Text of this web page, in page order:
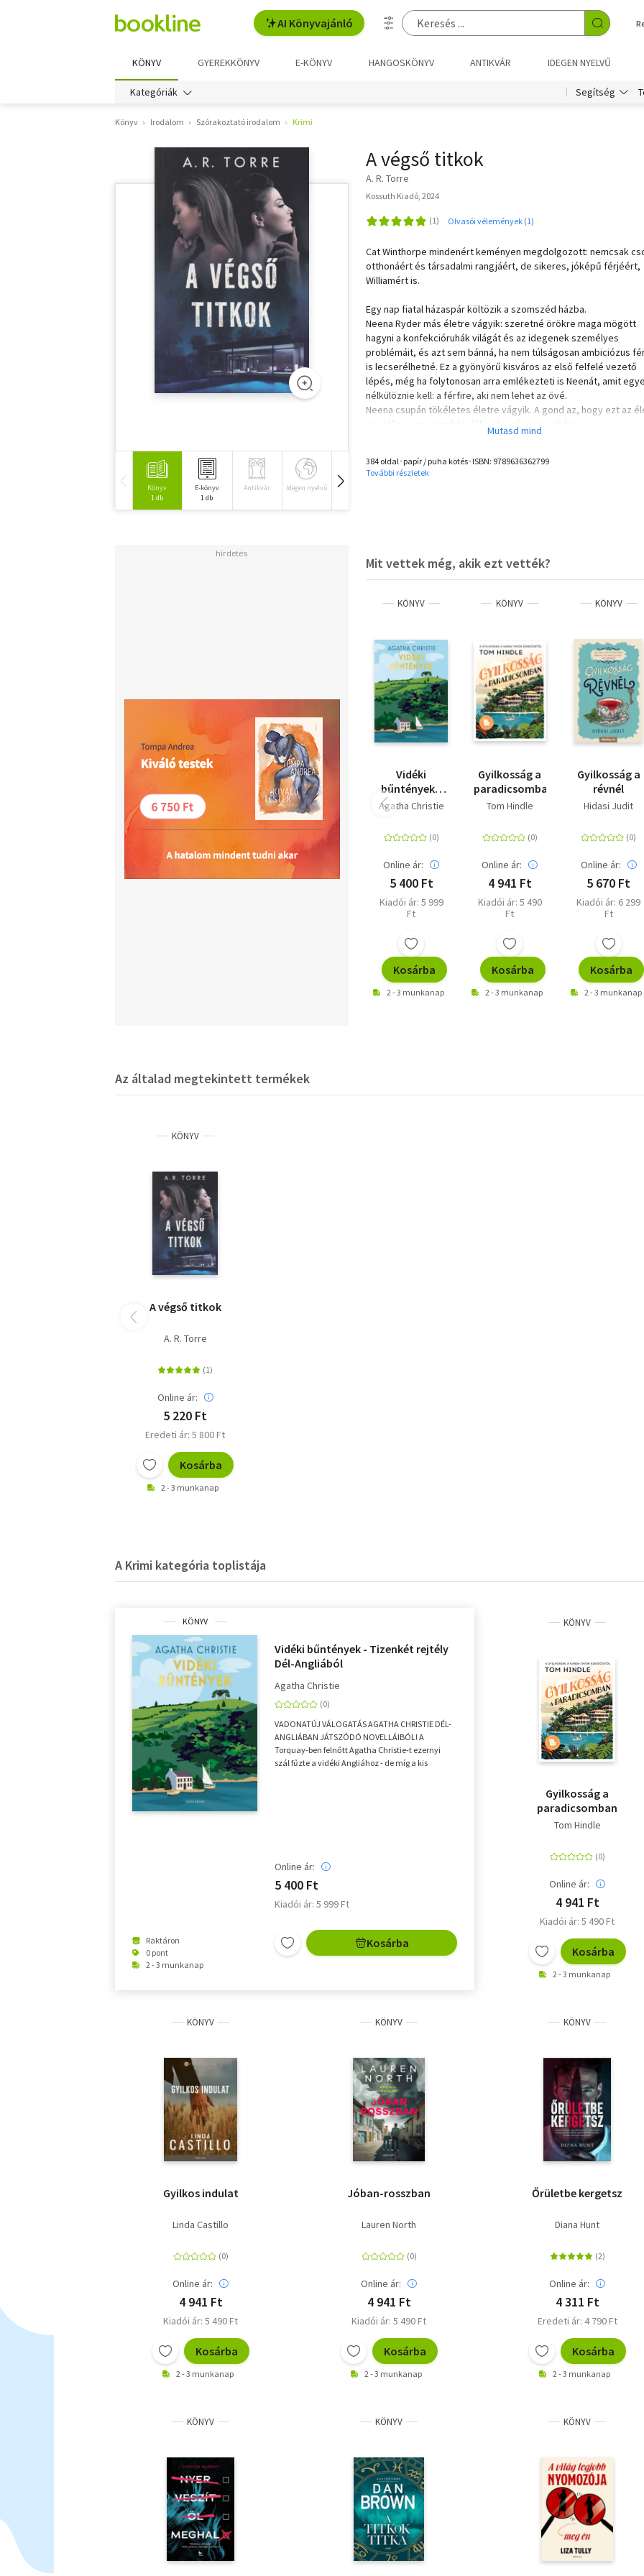
AI Könyvajánló
KÖNYV GYEREKKÖNYV E-KÖNYV HANGOSKÖNYV ANTIKVÁR IDEGEN NYELVŰ
Kategóriák Segítség
Könyv Irodalom Szórakoztató irodalom Krimi
Könyv
1 db
E-könyv
1 db
Antikvár Idegen nyelvű Hangoskönyv
A végső titkok
A. R. Torre
Kossuth Kiadó, 2024
Olvasói vélemények (1)
Cat Winthorpe mindenért keményen megdolgozott: nemcsak
otthonáért és társadalmi rangjáért, de sikeres, jóképű férjéért,
Williamért is.
Egy nap fiatal házaspár költözik a szomszéd házba.
Neena Ryder más életre vágyik: szeretné örökre maga mögött
hagyni a konfekcióruhák világát és az idegenek személyes
problémáit, és azt sem bánná, ha nem túlságosan ambiciózus
is lecserélhetné. Ez a gyönyörű kisváros az első felfelé vezető
lépés, még ha folytonosan arra emlékezteti is Neenát, amit
nélkülöznie kell: a férfire, aki nem lehet az övé.
Neena csupán tökéletes életre vágyik. A gond az, hogy ezt az
egyelőre a szomszédai élik – de már nem sokáig…
Olvasd el mások véleményét is!
384 oldal･papír / puha kötés･ISBN: 9789636362799
További részletek
Mit vettek még, akik ezt vették?
KÖNYV
Vidéki
bűntények -
Tizenkét
Angliából
Agatha Christie
Online ár:
5 400 Ft
Kiadói ár: 5 999
Ft
Kosárba
2 - 3 munkanap
KÖNYV
Gyilkosság a
paradicsomban
Tom Hindle
Online ár:
4 941 Ft
Kiadói ár: 5 490
Ft
Kosárba
2 - 3 munkanap
KÖNYV
Gyilkosság a
révnél
Hidasi Judit
Online ár:
5 670 Ft
Kiadói ár: 6 299
Ft
Kosárba
2 - 3 munkanap
Az általad megtekintett termékek
KÖNYV
A végső titkok
A. R. Torre
Online ár:
5 220 Ft
Eredeti ár: 5 800 Ft
Kosárba
2 - 3 munkanap
A Krimi kategória toplistája
KÖNYV
Raktáron
0 pont
2 - 3 munkanap
Vidéki bűntények - Tizenkét rejtély
Dél-Angliából
Agatha Christie
VADONATÚJ VÁLOGATÁS AGATHA CHRISTIE DÉL-
ANGLIÁBAN JÁTSZÓDÓ NOVELLÁIBÓL! A
Torquay-ben felnőtt Agatha Christie-t ezernyi
szál fűzte a vidéki Angliához - de míg a kis
Online ár:
5 400 Ft
Kiadói ár: 5 999 Ft
Kosárba
KÖNYV
Gyilkosság a
paradicsomban
Tom Hindle
Online ár:
4 941 Ft
Kiadói ár: 5 490 Ft
Kosárba
2 - 3 munkanap
KÖNYV
Gyilkos indulat
Linda Castillo
Online ár:
4 941 Ft
Kiadói ár: 5 490 Ft
Kosárba
2 - 3 munkanap
KÖNYV
Jóban-rosszban
Lauren North
Online ár:
4 941 Ft
Kiadói ár: 5 490 Ft
Kosárba
2 - 3 munkanap
KÖNYV
Őrületbe kergetsz
Diana Hunt
Online ár:
4 311 Ft
Eredeti ár: 4 790 Ft
Kosárba
2 - 3 munkanap
KÖNYV KÖNYV KÖNYV